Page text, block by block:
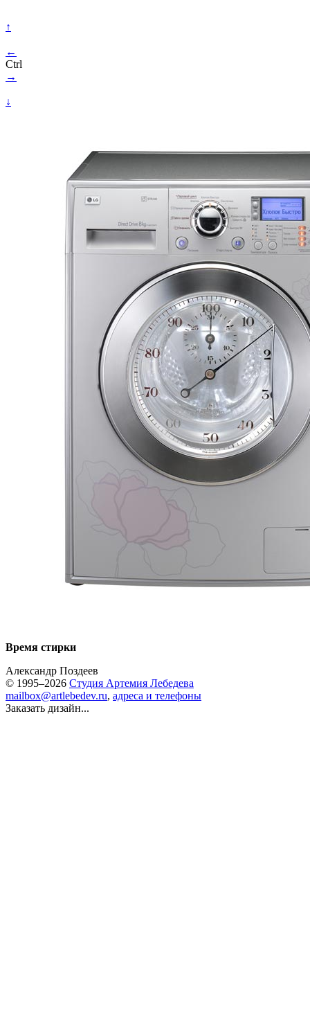
↑
←
Ctrl
→
↓
Время стирки
Александр Поздеев
© 1995–2026 Студия Артемия Лебедева
mailbox@artlebedev.ru, адреса и телефоны
Заказать дизайн...